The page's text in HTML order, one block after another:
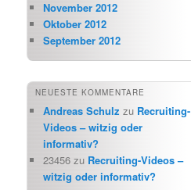
November 2012
Oktober 2012
September 2012
NEUESTE KOMMENTARE
Andreas Schulz zu Recruiting-
Videos – witzig oder
informativ?
23456 zu Recruiting-Videos –
witzig oder informativ?